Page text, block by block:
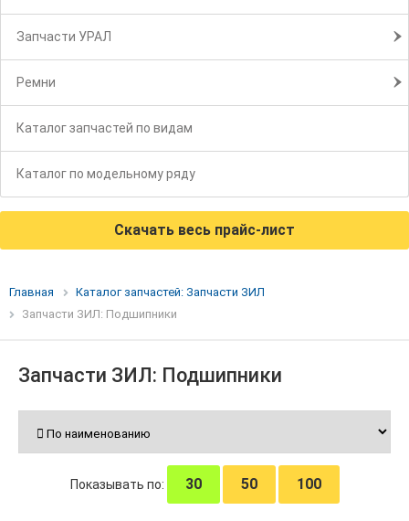
Запчасти УРАЛ
Ремни
Каталог запчастей по видам
Каталог по модельному ряду
Скачать весь прайс-лист
Главная
Каталог запчастей: Запчасти ЗИЛ
Запчасти ЗИЛ: Подшипники
Запчасти ЗИЛ: Подшипники
Показывать по: 30 50 100